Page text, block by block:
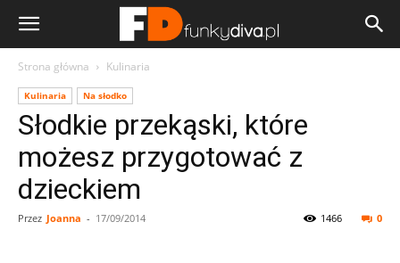
Strona główna Kulinaria
Kulinaria Na słodko
Słodkie przekąski, które
możesz przygotować z
dzieckiem
Przez Joanna - 17/09/2014 0
1466